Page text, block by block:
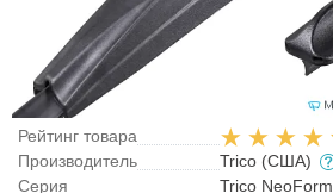
Рейтинг товара
Производитель
Trico (США)
Серия
Trico NeoForm